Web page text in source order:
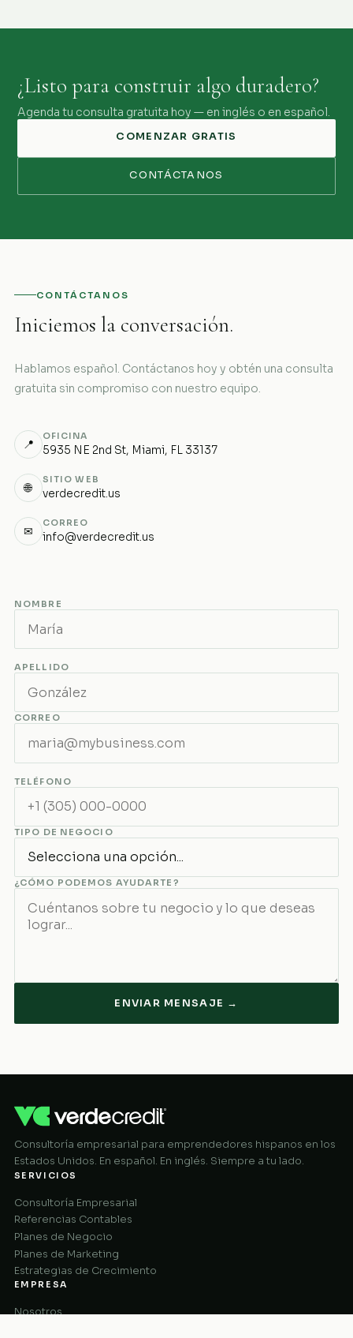
¿Listo para construir algo duradero?
Agenda tu consulta gratuita hoy — en inglés o en español.
COMENZAR GRATIS
CONTÁCTANOS
CONTÁCTANOS
Iniciemos la conversación.
Hablamos español. Contáctanos hoy y obtén una consulta
gratuita sin compromiso con nuestro equipo.
📍
OFICINA
5935 NE 2nd St, Miami, FL 33137
🌐
SITIO WEB
verdecredit.us
✉
CORREO
info@verdecredit.us
NOMBRE
APELLIDO
CORREO
TELÉFONO
TIPO DE NEGOCIO
¿CÓMO PODEMOS AYUDARTE?
ENVIAR MENSAJE →
Consultoría empresarial para emprendedores hispanos en los
Estados Unidos. En español. En inglés. Siempre a tu lado.
SERVICIOS
Consultoría Empresarial
Referencias Contables
Planes de Negocio
Planes de Marketing
Estrategias de Crecimiento
EMPRESA
Nosotros